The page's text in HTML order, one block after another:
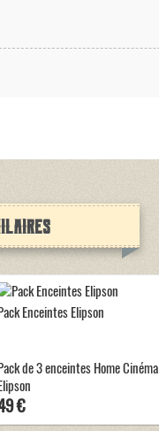
Enceintes Elipson
de 3 enceintes Home Cinéma
€